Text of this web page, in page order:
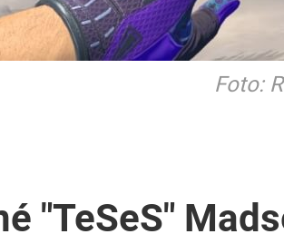
Foto:
"TeSeS"